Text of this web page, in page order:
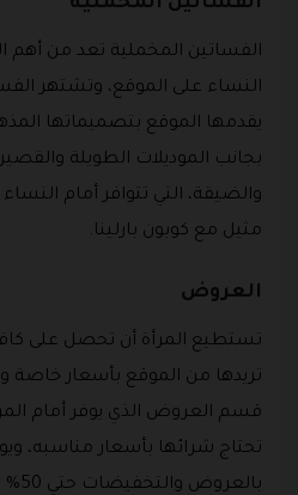
الفساتين المخملية تعد من أهم
النساء على الموقع، وتشتهر
يقدمها الموقع بتصميماتها
بجانب الموديلات الطويلة
والضيقة، التي تتوافر أمام
مثيل مع كوبون بارلينا.
العروض
تستطيع المرأة أن تحصل على كافة
تريدها من الموقع بأسعار خاصة
قسم العروض الذي يوفر أمام
تحتاج شرائها بأسعار مناسبه،